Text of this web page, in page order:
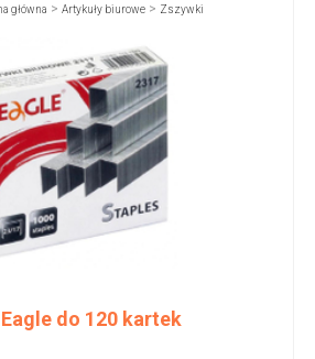
główna > Artykuły biurowe> Zszywki
do 120 kartek